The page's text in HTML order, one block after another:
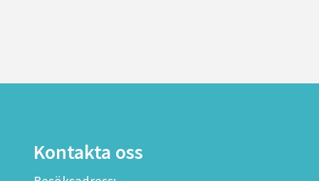
Kontakta oss